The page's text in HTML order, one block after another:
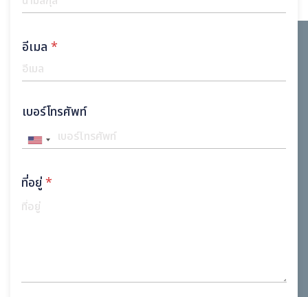
อีเมล *
เบอร์โทรศัพท์
ที่อยู่*